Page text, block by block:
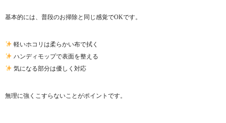
基本的には、普段のお掃除と同じ感覚でOKです。
軽いホコリは柔らかい布で拭く
ハンディモップで表面を整える
気になる部分は優しく対応
無理に強くこすらないことがポイントです。